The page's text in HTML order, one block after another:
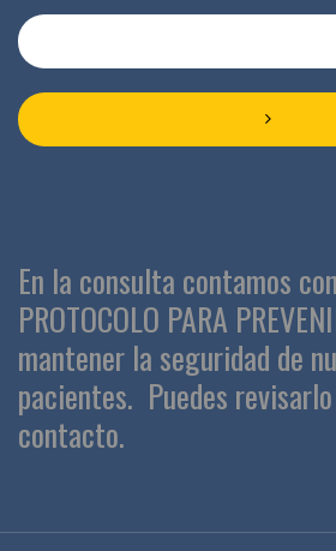
En la consulta contamos
PROTOCOLO PARA
mantener la seguridad de
pacientes. Puedes
contacto.